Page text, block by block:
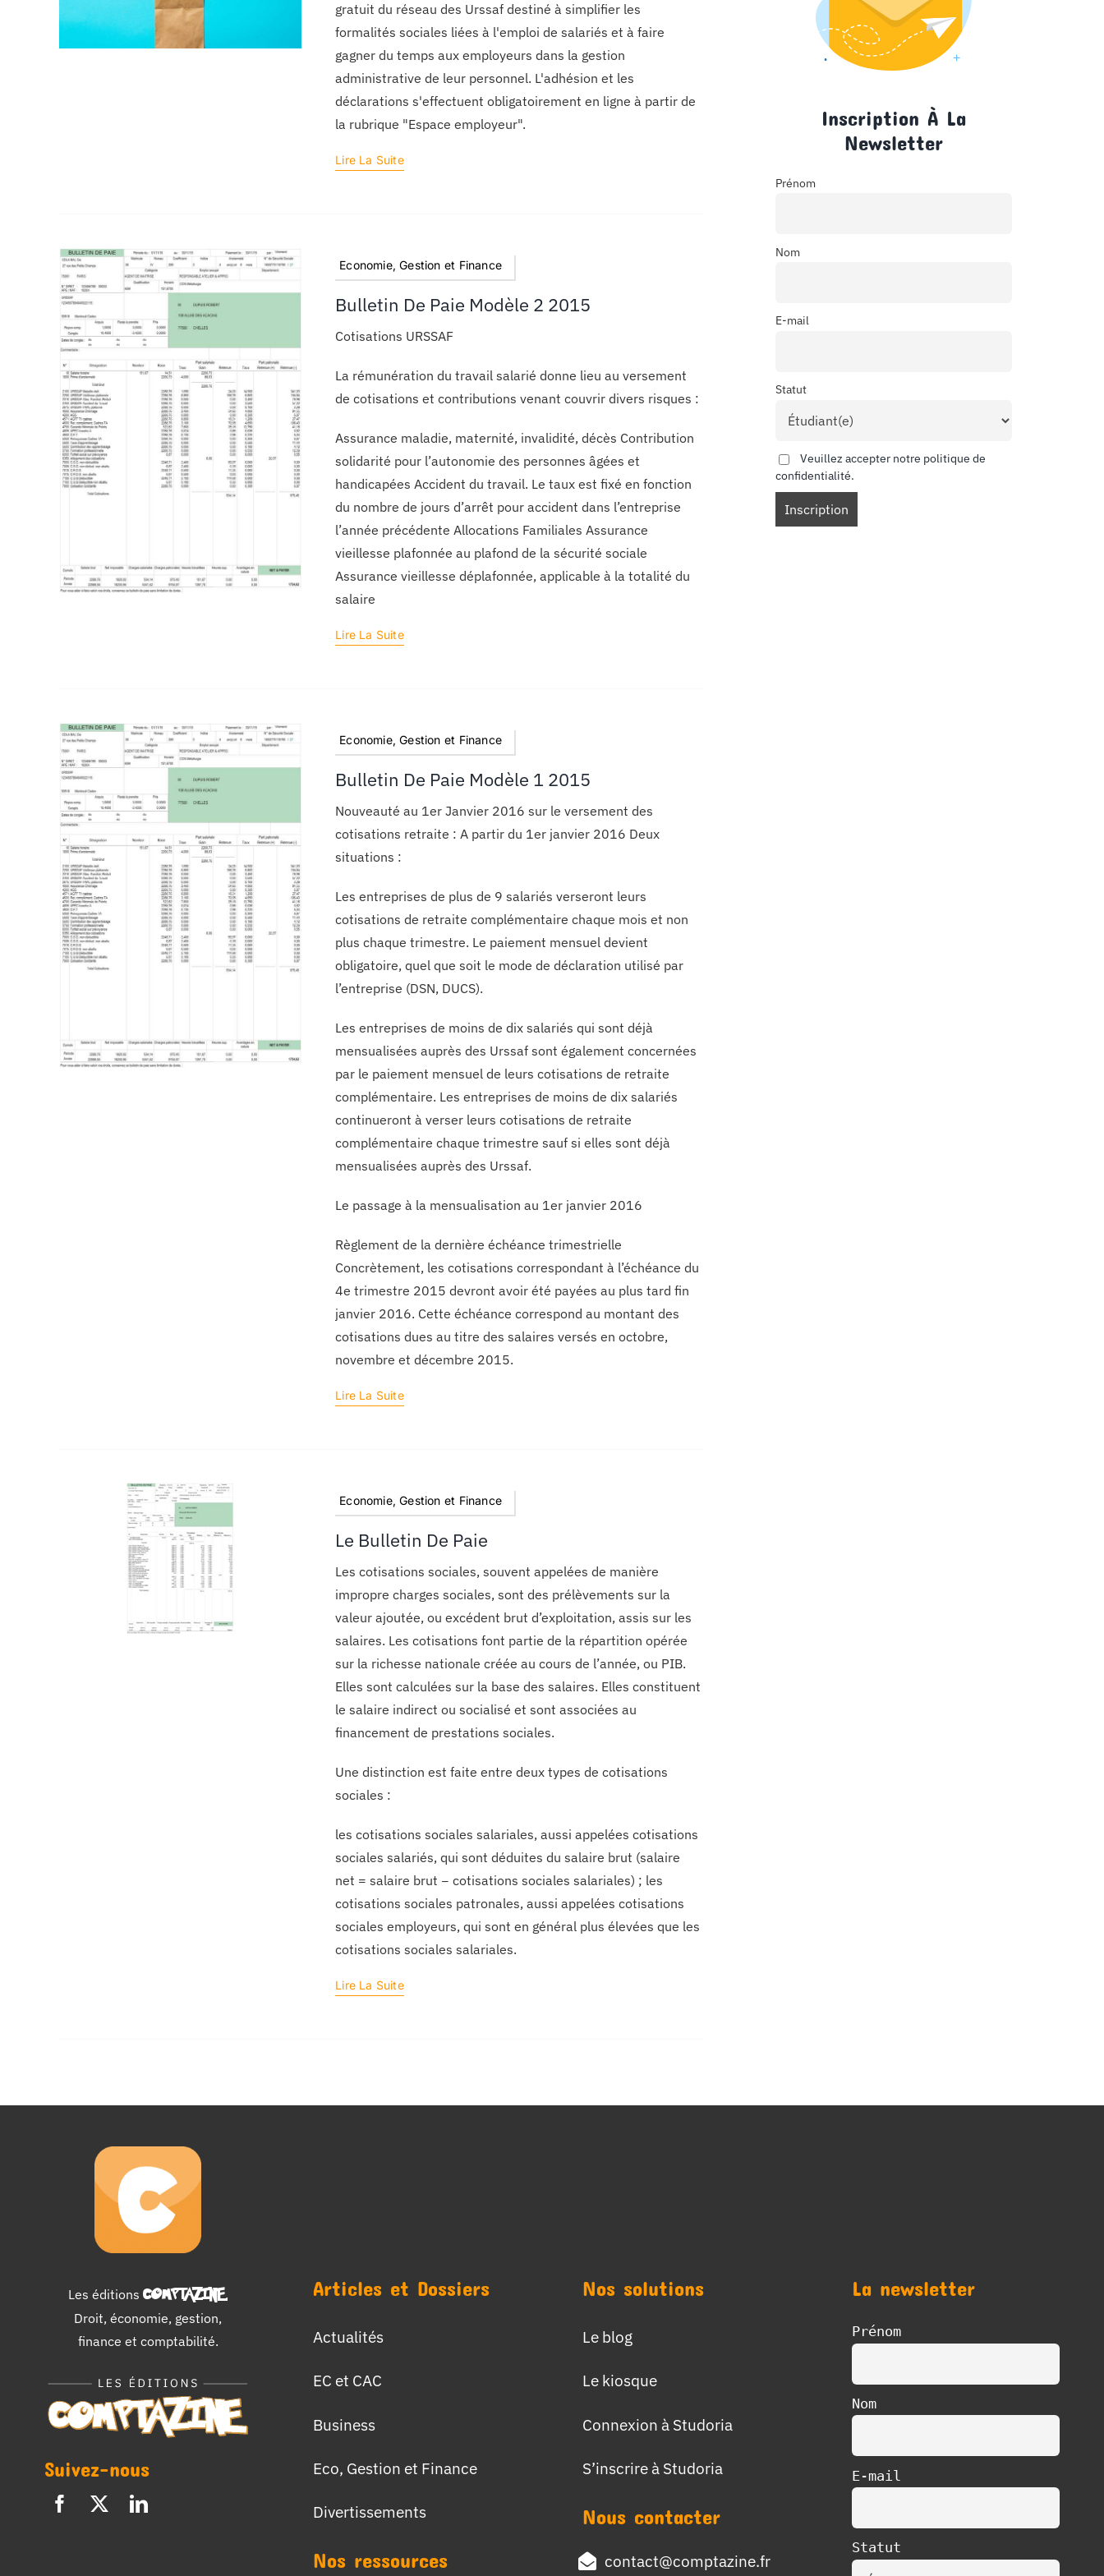
gratuit du réseau des Urssaf destiné à simplifier les
formalités sociales liées à l'emploi de salariés et à faire
gagner du temps aux employeurs dans la gestion
administrative de leur personnel. L'adhésion et les
déclarations s'effectuent obligatoirement en ligne à partir de
la rubrique "Espace employeur".
Lire La Suite
Economie, Gestion et Finance
Bulletin De Paie Modèle 2 2015
Cotisations URSSAF
La rémunération du travail salarié donne lieu au versement
de cotisations et contributions venant couvrir divers risques :
Assurance maladie, maternité, invalidité, décès Contribution
solidarité pour l’autonomie des personnes âgées et
handicapées Accident du travail. Le taux est fixé en fonction
du nombre de jours d’arrêt pour accident dans l’entreprise
l’année précédente Allocations Familiales Assurance
vieillesse plafonnée au plafond de la sécurité sociale
Assurance vieillesse déplafonnée, applicable à la totalité du
salaire
Lire La Suite
Economie, Gestion et Finance
Bulletin De Paie Modèle 1 2015
Nouveauté au 1er Janvier 2016 sur le versement des
cotisations retraite : A partir du 1er janvier 2016 Deux
situations :
Les entreprises de plus de 9 salariés verseront leurs
cotisations de retraite complémentaire chaque mois et non
plus chaque trimestre. Le paiement mensuel devient
obligatoire, quel que soit le mode de déclaration utilisé par
l’entreprise (DSN, DUCS).
Les entreprises de moins de dix salariés qui sont déjà
mensualisées auprès des Urssaf sont également concernées
par le paiement mensuel de leurs cotisations de retraite
complémentaire. Les entreprises de moins de dix salariés
continueront à verser leurs cotisations de retraite
complémentaire chaque trimestre sauf si elles sont déjà
mensualisées auprès des Urssaf.
Le passage à la mensualisation au 1er janvier 2016
Règlement de la dernière échéance trimestrielle
Concrètement, les cotisations correspondant à l’échéance du
4e trimestre 2015 devront avoir été payées au plus tard fin
janvier 2016. Cette échéance correspond au montant des
cotisations dues au titre des salaires versés en octobre,
novembre et décembre 2015.
Lire La Suite
Economie, Gestion et Finance
Le Bulletin De Paie
Les cotisations sociales, souvent appelées de manière
impropre charges sociales, sont des prélèvements sur la
valeur ajoutée, ou excédent brut d’exploitation, assis sur les
salaires. Les cotisations font partie de la répartition opérée
sur la richesse nationale créée au cours de l’année, ou PIB.
Elles sont calculées sur la base des salaires. Elles constituent
le salaire indirect ou socialisé et sont associées au
financement de prestations sociales.
Une distinction est faite entre deux types de cotisations
sociales :
les cotisations sociales salariales, aussi appelées cotisations
sociales salariés, qui sont déduites du salaire brut (salaire
net = salaire brut − cotisations sociales salariales) ; les
cotisations sociales patronales, aussi appelées cotisations
sociales employeurs, qui sont en général plus élevées que les
cotisations sociales salariales.
Lire La Suite
Inscription À La
Newsletter
Prénom
Nom
E-mail
Statut
Veuillez accepter notre politique de
confidentialité.
Les éditions COMPTAZINE.
Droit, économie, gestion,
finance et comptabilité.
Suivez-nous
Articles et Dossiers
Actualités
EC et CAC
Business
Eco, Gestion et Finance
Divertissements
Nos ressources
Nos solutions
Le blog
Le kiosque
Connexion à Studoria
S’inscrire à Studoria
Nous contacter
contact@comptazine.fr
La newsletter
Prénom
Nom
E-mail
Statut